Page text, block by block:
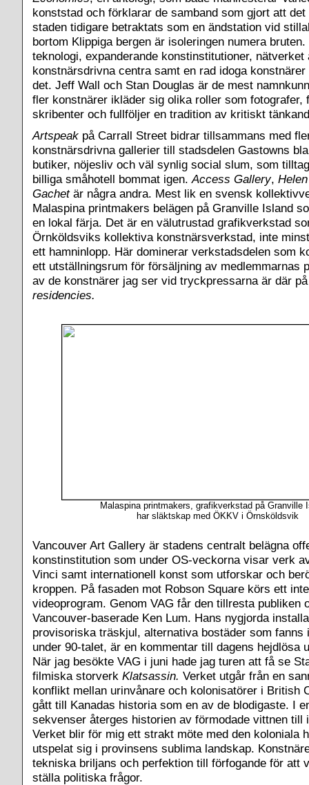
konststad och förklarar de samband som gjort att
staden tidigare betraktats som en ändstation vid
bortom Klippiga bergen är isoleringen numera
teknologi, expanderande konstinstitutioner, nätverket
konstnärsdrivna centra samt en rad idoga
det. Jeff Wall och Stan Douglas är de mest
fler konstnärer ikläder sig olika roller som fotografer,
skribenter och fullföljer en tradition av kritiskt
Artspeak på Carrall Street bidrar tillsammans med
konstnärsdrivna gallerier till stadsdelen Gastowns
butiker, nöjesliv och väl synlig social slum, som
billiga småhotell bommat igen.Access Gallery,
Gachetär några andra. Mest lik en svensk
Malaspina printmakers belägen på Granville Island
en lokal färja. Det är en välutrustad grafikverkstad
Örnköldsviks kollektiva konstnärsverkstad, inte
ett hamninlopp. Här dominerar verkstadsdelen som
ett utställningsrum för försäljning av medlemmarnas
av de konstnärer jag ser vid tryckpressarna är där
residencies.
Malaspina printmakers, grafikverkstad på Granville
har släktskap med ÖKKV i Örnsköldsvik
Vancouver Art Gallery är stadens centralt belägna
konstinstitution som under OS-veckorna visar verk
Vinci samt internationell konst som utforskar och
kroppen. På fasaden mot Robson Square körs ett
videoprogram. Genom VAG får den tillresta publiken
Vancouver-baserade Ken Lum. Hans nygjorda
provisoriska träskjul, alternativa bostäder som fanns
under 90-talet, är en kommentar till dagens hejdlösa
När jag besökte VAG i juni hade jag turen att få se
filmiska storverk Klatsassin. Verket utgår från en
konflikt mellan urinvånare och kolonisatörer i British
gått till Kanadas historia som en av de blodigaste. I
sekvenser återges historien av förmodade vittnen till
Verket blir för mig ett strakt möte med den koloniala
utspelat sig i provinsens sublima landskap.
tekniska briljans och perfektion till förfogande för att
ställa politiska frågor.